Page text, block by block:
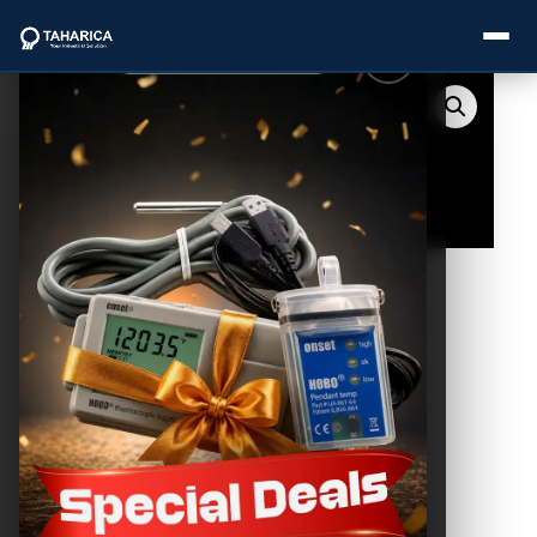
Categories
Brands
Service
Industries
Blogs